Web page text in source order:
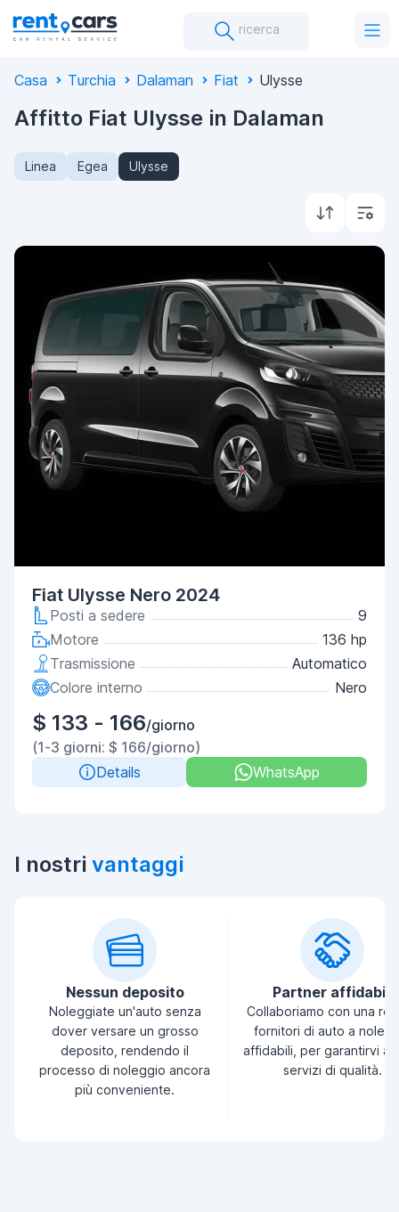
ricerca
Casa Turchia Dalaman Fiat Ulysse
Affitto Fiat Ulysse in Dalaman
Linea Egea Ulysse
Fiat Ulysse Nero 2024
Posti a sedere
9
Motore
136 hp
Trasmissione
Automatico
Colore interno
Nero
$ 133 - 166/giorno
(1-3 giorni: $ 166/giorno)
Details
WhatsApp
I nostri vantaggi
Nessun deposito
Noleggiate un'auto senza
dover versare un grosso
deposito, rendendo il
processo di noleggio ancora
più conveniente.
Partner affidabili
Collaboriamo con una
fornitori di auto a
affidabili, per garantirvi
servizi di qualità.